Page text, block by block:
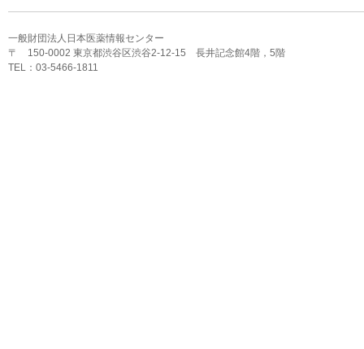
一般財団法人日本医薬情報センター
〒 150-0002 東京都渋谷区渋谷2-12-15 長井記念館4階，5階
TEL：03-5466-1811